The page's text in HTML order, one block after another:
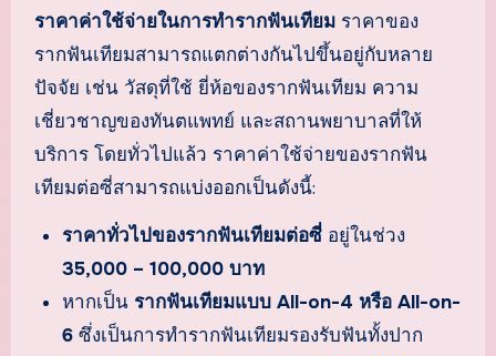
ราคาค่าใช้จ่ายในการทำรากฟันเทียมราคาของ
รากฟันเทียมสามารถแตกต่างกันไปขึ้นอยู่กับหลาย
ปัจจัย เช่น วัสดุที่ใช้ ยี่ห้อของรากฟันเทียม ความ
เชี่ยวชาญของทันตแพทย์ และสถานพยาบาลที่ให้
บริการ โดยทั่วไปแล้ว ราคาค่าใช้จ่ายของรากฟัน
เทียมต่อซี่สามารถแบ่งออกเป็นดังนี้:
ราคาทั่วไปของรากฟันเทียมต่อซี่ อยู่ในช่วง
35,000 – 100,000 บาท
หากเป็น รากฟันเทียมแบบ All-on-4 หรือ All-on-
6 ซึ่งเป็นการทำรากฟันเทียมรองรับฟันทั้งปาก